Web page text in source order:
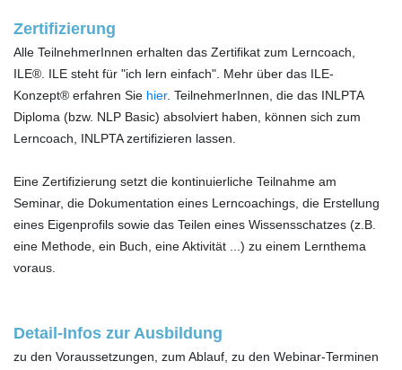
Zertifizierung
Alle TeilnehmerInnen erhalten das Zertifikat zum Lerncoach,
ILE®. ILE steht für "ich lern einfach". Mehr über das ILE-
Konzept® erfahren Sie hier. TeilnehmerInnen, die das INLPTA
Diploma (bzw. NLP Basic) absolviert haben, können sich zum
Lerncoach, INLPTA zertifizieren lassen.
Eine Zertifizierung setzt die kontinuierliche Teilnahme am
Seminar, die Dokumentation eines Lerncoachings, die Erstellung
eines Eigenprofils sowie das Teilen eines Wissensschatzes (z.B.
eine Methode, ein Buch, eine Aktivität ...) zu einem Lernthema
voraus.
Detail-Infos zur Ausbildung
zu den Voraussetzungen, zum Ablauf, zu den Webinar-Terminen